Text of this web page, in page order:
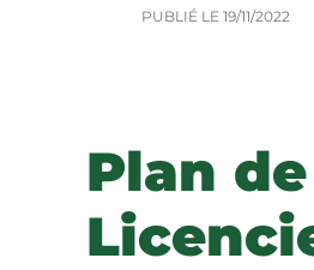
PUBLIÉ LE 19/11/2022
Plan